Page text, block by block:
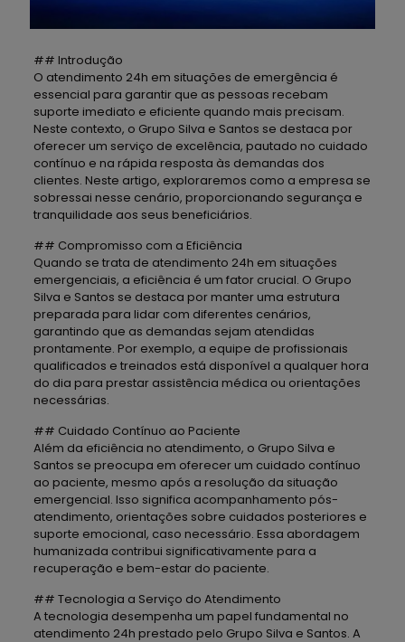
## Introdução
O atendimento 24h em situações de emergência é
essencial para garantir que as pessoas recebam
suporte imediato e eficiente quando mais precisam.
Neste contexto, o Grupo Silva e Santos se destaca por
oferecer um serviço de excelência, pautado no cuidado
contínuo e na rápida resposta às demandas dos
clientes. Neste artigo, exploraremos como a empresa se
sobressai nesse cenário, proporcionando segurança e
tranquilidade aos seus beneficiários.
## Compromisso com a Eficiência
Quando se trata de atendimento 24h em situações
emergenciais, a eficiência é um fator crucial. O Grupo
Silva e Santos se destaca por manter uma estrutura
preparada para lidar com diferentes cenários,
garantindo que as demandas sejam atendidas
prontamente. Por exemplo, a equipe de profissionais
qualificados e treinados está disponível a qualquer hora
do dia para prestar assistência médica ou orientações
necessárias.
## Cuidado Contínuo ao Paciente
Além da eficiência no atendimento, o Grupo Silva e
Santos se preocupa em oferecer um cuidado contínuo
ao paciente, mesmo após a resolução da situação
emergencial. Isso significa acompanhamento pós-
atendimento, orientações sobre cuidados posteriores e
suporte emocional, caso necessário. Essa abordagem
humanizada contribui significativamente para a
recuperação e bem-estar do paciente.
## Tecnologia a Serviço do Atendimento
A tecnologia desempenha um papel fundamental no
atendimento 24h prestado pelo Grupo Silva e Santos. A